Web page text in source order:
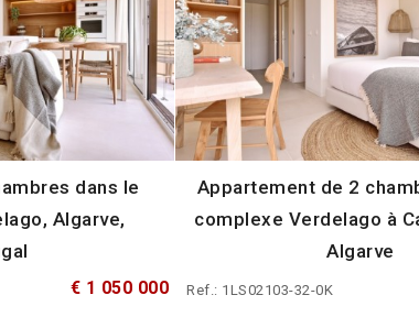
dans le
Algarve,
€ 1 050 000
Appartement de 2
complexe Verdelago à
Algarve
Ref.: 1LS02103-32-0K